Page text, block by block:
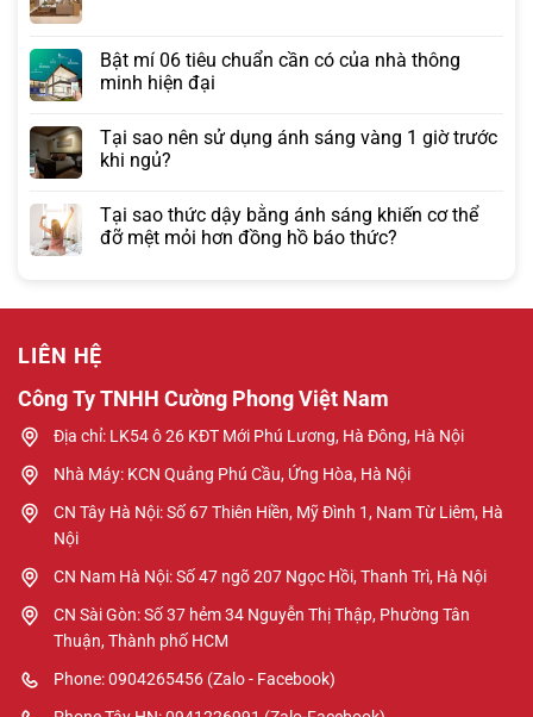
Bật mí 06 tiêu chuẩn cần có của nhà thông
minh hiện đại
Tại sao nên sử dụng ánh sáng vàng 1 giờ trước
khi ngủ?
Tại sao thức dậy bằng ánh sáng khiến cơ thể
đỡ mệt mỏi hơn đồng hồ báo thức?
LIÊN HỆ
Công Ty TNHH Cường Phong Việt Nam
Địa chỉ: LK54 ô 26 KĐT Mới Phú Lương, Hà Đông, Hà Nội
Nhà Máy: KCN Quảng Phú Cầu, Ứng Hòa, Hà Nội
CN Tây Hà Nội: Số 67 Thiên Hiền, Mỹ Đình 1, Nam Từ Liêm, Hà
Nội
CN Nam Hà Nội: Số 47 ngõ 207 Ngọc Hồi, Thanh Trì, Hà Nội
CN Sài Gòn: Số 37 hẻm 34 Nguyễn Thị Thập, Phường Tân
Thuận, Thành phố HCM
Phone: 0904265456 (Zalo - Facebook)